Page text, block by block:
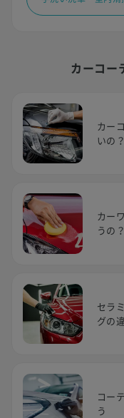
カーコー
カー
いの
カー
うの？
セラ
グの
コー
う